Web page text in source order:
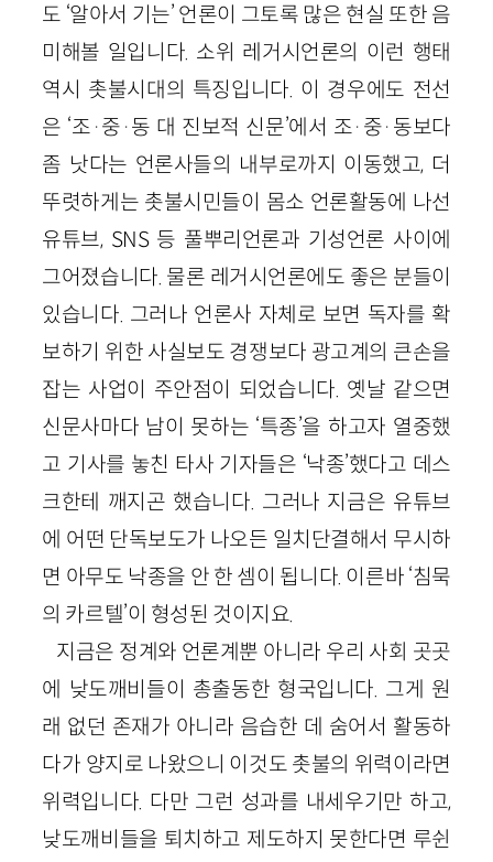
도 ‘알아서 기는’ 언론이 그토록 많은 현실 또한 음
미해볼 일입니다. 소위 레거시언론의 이런 행태
역시 촛불시대의 특징입니다. 이 경우에도 전선
은 ‘조·중·동 대 진보적 신문’에서 조·중·동보다
좀 낫다는 언론사들의 내부로까지 이동했고, 더
뚜렷하게는 촛불시민들이 몸소 언론활동에 나선
유튜브, SNS 등 풀뿌리언론과 기성언론 사이에
그어졌습니다. 물론 레거시언론에도 좋은 분들이
있습니다. 그러나 언론사 자체로 보면 독자를 확
보하기 위한 사실보도 경쟁보다 광고계의 큰손을
잡는 사업이 주안점이 되었습니다. 옛날 같으면
신문사마다 남이 못하는 ‘특종’을 하고자 열중했
고 기사를 놓친 타사 기자들은 ‘낙종’했다고 데스
크한테 깨지곤 했습니다. 그러나 지금은 유튜브
에 어떤 단독보도가 나오든 일치단결해서 무시하
면 아무도 낙종을 안 한 셈이 됩니다. 이른바 ‘침묵
의 카르텔’이 형성된 것이지요.
지금은 정계와 언론계뿐 아니라 우리 사회 곳곳
에 낮도깨비들이 총출동한 형국입니다. 그게 원
래 없던 존재가 아니라 음습한 데 숨어서 활동하
다가 양지로 나왔으니 이것도 촛불의 위력이라면
위력입니다. 다만 그런 성과를 내세우기만 하고,
낮도깨비들을 퇴치하고 제도하지 못한다면 루쉰